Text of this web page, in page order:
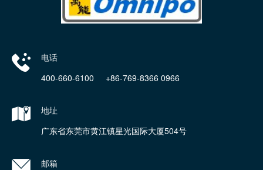
电话
400-660-6100 +86-769-8366 0966
地址
广东省东莞市黄江镇星光国际大厦504号
邮箱